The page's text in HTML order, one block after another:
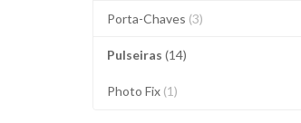
Porta-Chaves (3)
Pulseiras (14)
Photo Fix (1)